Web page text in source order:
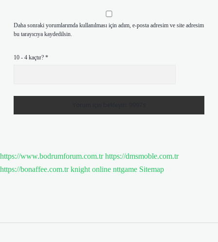
Daha sonraki yorumlarımda kullanılması için adım, e-posta adresim ve site adresim
bu tarayıcıya kaydedilsin.
10 - 4 kaçtır? *
https://www.bodrumforum.com.tr https://dmsmoble.com.tr
https://bonaffee.com.tr knight online nttgame Sitemap